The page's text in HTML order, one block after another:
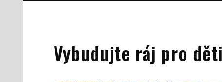
Vybudujte ráj pro děti